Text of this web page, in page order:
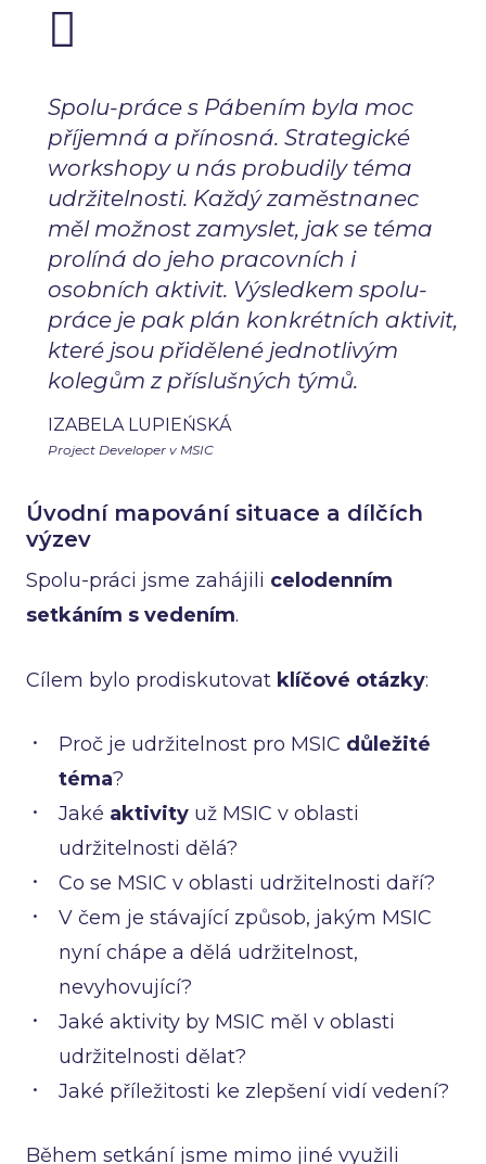
Spolu-práce s Pábením byla moc
příjemná a přínosná. Strategické
workshopy u nás probudily téma
udržitelnosti. Každý zaměstnanec
měl možnost zamyslet, jak se téma
prolíná do jeho pracovních i
osobních aktivit. Výsledkem spolu-
práce je pak plán konkrétních aktivit,
které jsou přidělené jednotlivým
kolegům z příslušných týmů.
IZABELA LUPIEŃSKÁ
Project Developer v MSIC
Úvodní mapování situace a dílčích
výzev
Spolu-práci jsme zahájili celodenním
setkáním s vedením.
Cílem bylo prodiskutovat klíčové otázky:
Proč je udržitelnost pro MSIC důležité
téma?
Jaké aktivity už MSIC v oblasti
udržitelnosti dělá?
Co se MSIC v oblasti udržitelnosti daří?
V čem je stávající způsob, jakým MSIC
nyní chápe a dělá udržitelnost,
nevyhovující?
Jaké aktivity by MSIC měl v oblasti
udržitelnosti dělat?
Jaké příležitosti ke zlepšení vidí vedení?
Během setkání jsme mimo jiné využili